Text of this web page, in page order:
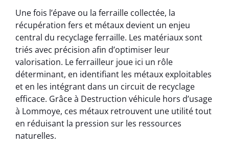
Une fois l’épave ou la ferraille collectée, la
récupération fers et métaux devient un enjeu
central du recyclage ferraille. Les matériaux sont
triés avec précision afin d’optimiser leur
valorisation. Le ferrailleur joue ici un rôle
déterminant, en identifiant les métaux exploitables
et en les intégrant dans un circuit de recyclage
efficace. Grâce à Destruction véhicule hors d’usage
à Lommoye, ces métaux retrouvent une utilité tout
en réduisant la pression sur les ressources
naturelles.